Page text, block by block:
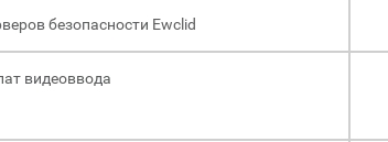
безопасности Ewclid
видеоввода